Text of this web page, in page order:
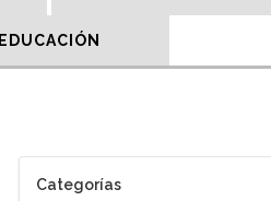
EDUCACIÓN
Categorías